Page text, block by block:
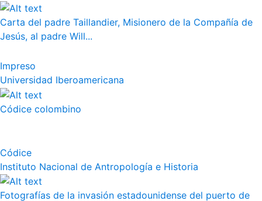
Carta del padre Taillandier, Misionero de la Compañía de
Jesús, al padre Will...
Impreso
Universidad Iberoamericana
Códice colombino
Códice
Instituto Nacional de Antropología e Historia
Fotografías de la invasión estadounidense del puerto de